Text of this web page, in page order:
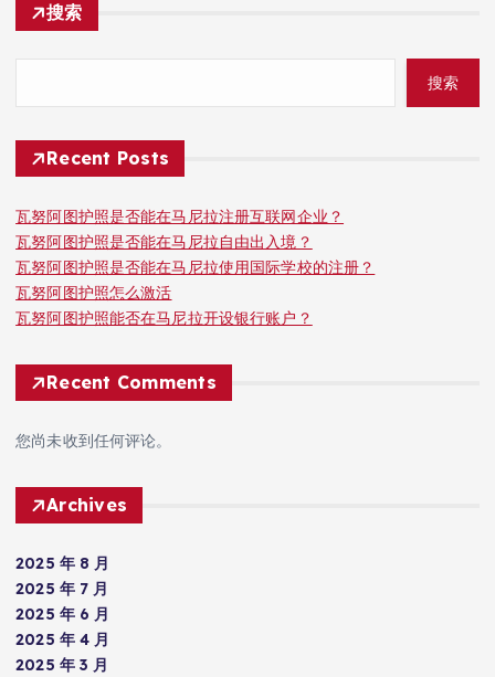
搜索
搜索
Recent Posts
瓦努阿图护照是否能在马尼拉注册互联网企业？
瓦努阿图护照是否能在马尼拉自由出入境？
瓦努阿图护照是否能在马尼拉使用国际学校的注册？
瓦努阿图护照怎么激活
瓦努阿图护照能否在马尼拉开设银行账户？
Recent Comments
您尚未收到任何评论。
Archives
2025 年 8 月
2025 年 7 月
2025 年 6 月
2025 年 4 月
2025 年 3 月